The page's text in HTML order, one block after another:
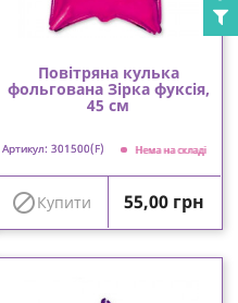
Повітряна кулька
фольгована Зірка фуксія,
45 см
Артикул: 301500(F) Нема на складі
Купити Ціна
55,00 грн